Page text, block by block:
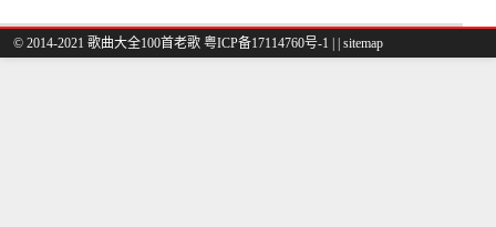
© 2014-2021 歌曲大全100首老歌 粤ICP备17114760号-1 sitemap